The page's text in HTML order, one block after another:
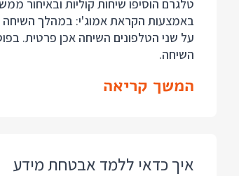
טלגרם הוסיפו שיחות קוליות ובאיחור
על שני הטלפונים השיחה אכן פרטית.
השיחה.
המשך קריאה
איך כדאי ללמד אבטחת מידע